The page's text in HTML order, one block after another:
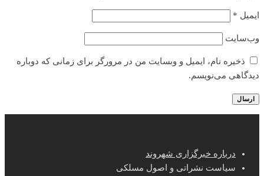
ایمیل *
وب‌سایت
ذخیره نام، ایمیل و وبسایت من در مرورگر برای زمانی که دوباره
دیدگاهی می‌نویسم.
درباره خبرگزاری شهروند
سیاست نشراتی و اصول مسلکی